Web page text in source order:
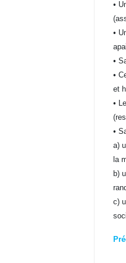
•
•
•
•
et
•
•
a)
la
b)
c)